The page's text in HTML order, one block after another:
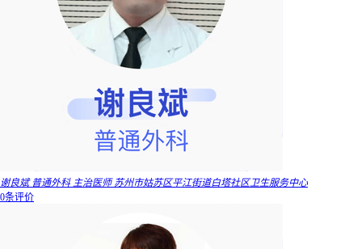
谢良斌 普通外科 主治医师 苏州市姑苏区平江街道白塔社区卫生服务中心
0条评价